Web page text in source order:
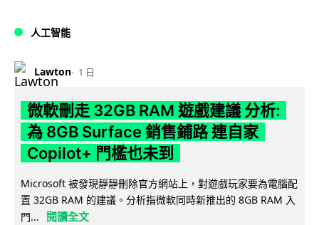
人工智能
Lawton 1 日
微軟刪走 32GB RAM 遊戲建議 分析:
為 8GB Surface 銷售鋪路 連自家
Copilot+ 門檻也未到
Microsoft 被發現靜靜刪除官方網站上，對遊戲玩家要為電腦配
置 32GB RAM 的建議。分析指微軟同時新推出的 8GB RAM 入
門...
閱讀全文